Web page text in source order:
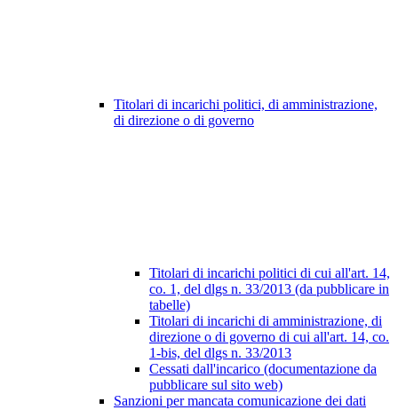
Titolari di incarichi politici, di amministrazione,
di direzione o di governo
Titolari di incarichi politici di cui all'art. 14,
co. 1, del dlgs n. 33/2013 (da pubblicare in
tabelle)
Titolari di incarichi di amministrazione, di
direzione o di governo di cui all'art. 14, co.
1-bis, del dlgs n. 33/2013
Cessati dall'incarico (documentazione da
pubblicare sul sito web)
Sanzioni per mancata comunicazione dei dati